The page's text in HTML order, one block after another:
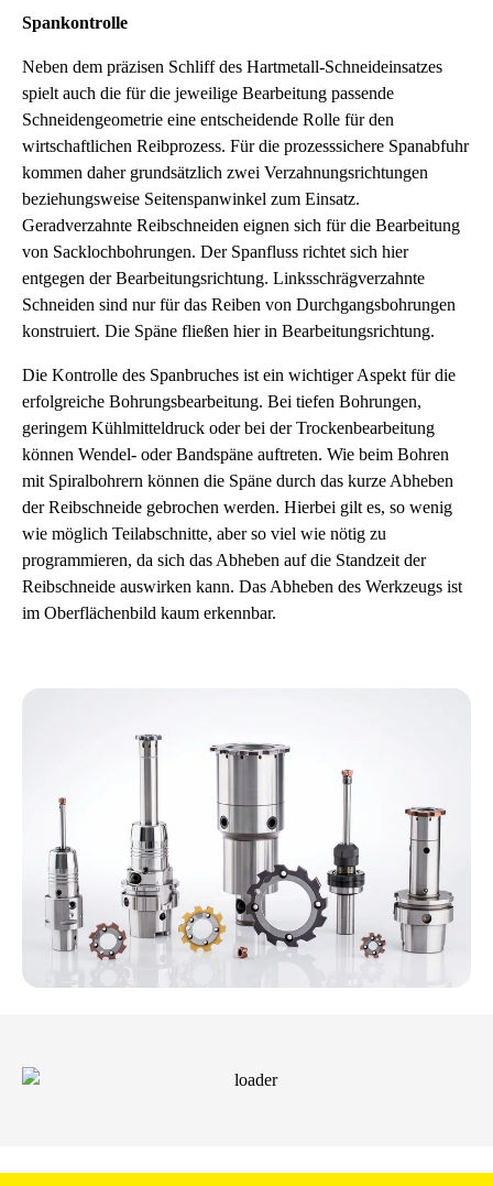
Spankontrolle
Neben dem präzisen Schliff des Hartmetall-Schneideinsatzes
spielt auch die für die jeweilige Bearbeitung passende
Schneidengeometrie eine entscheidende Rolle für den
wirtschaftlichen Reibprozess. Für die prozesssichere Spanabfuhr
kommen daher grundsätzlich zwei Verzahnungsrichtungen
beziehungsweise Seitenspanwinkel zum Einsatz.
Geradverzahnte Reibschneiden eignen sich für die Bearbeitung
von Sacklochbohrungen. Der Spanfluss richtet sich hier
entgegen der Bearbeitungsrichtung. Linksschrägverzahnte
Schneiden sind nur für das Reiben von Durchgangsbohrungen
konstruiert. Die Späne fließen hier in Bearbeitungsrichtung.
Die Kontrolle des Spanbruches ist ein wichtiger Aspekt für die
erfolgreiche Bohrungsbearbeitung. Bei tiefen Bohrungen,
geringem Kühlmitteldruck oder bei der Trockenbearbeitung
können Wendel- oder Bandspäne auftreten. Wie beim Bohren
mit Spiralbohrern können die Späne durch das kurze Abheben
der Reibschneide gebrochen werden. Hierbei gilt es, so wenig
wie möglich Teilabschnitte, aber so viel wie nötig zu
programmieren, da sich das Abheben auf die Standzeit der
Reibschneide auswirken kann. Das Abheben des Werkzeugs ist
im Oberflächenbild kaum erkennbar.